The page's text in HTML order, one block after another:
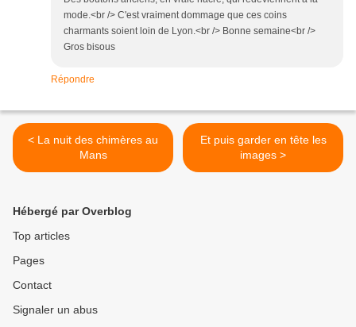
mode.<br /> C'est vraiment dommage que ces coins
charmants soient loin de Lyon.<br /> Bonne semaine<br />
Gros bisous
Répondre
< La nuit des chimères au
Mans
Et puis garder en tête les
images >
Hébergé par Overblog
Top articles
Pages
Contact
Signaler un abus